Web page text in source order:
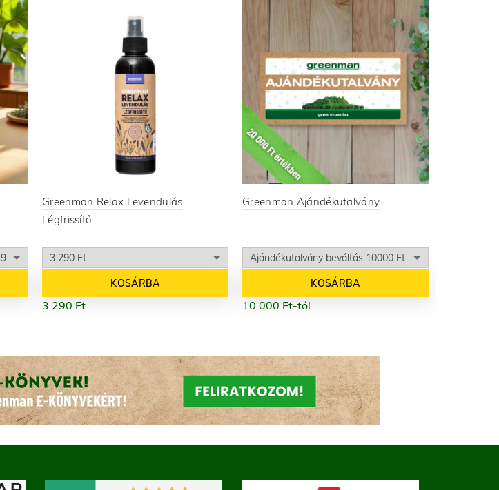
Greenman Relax Levendulás
Légfrissítő
KOSÁRBA
3 290 Ft
Greenman Ajándékutalvány
KOSÁRBA
10 000 Ft-tól